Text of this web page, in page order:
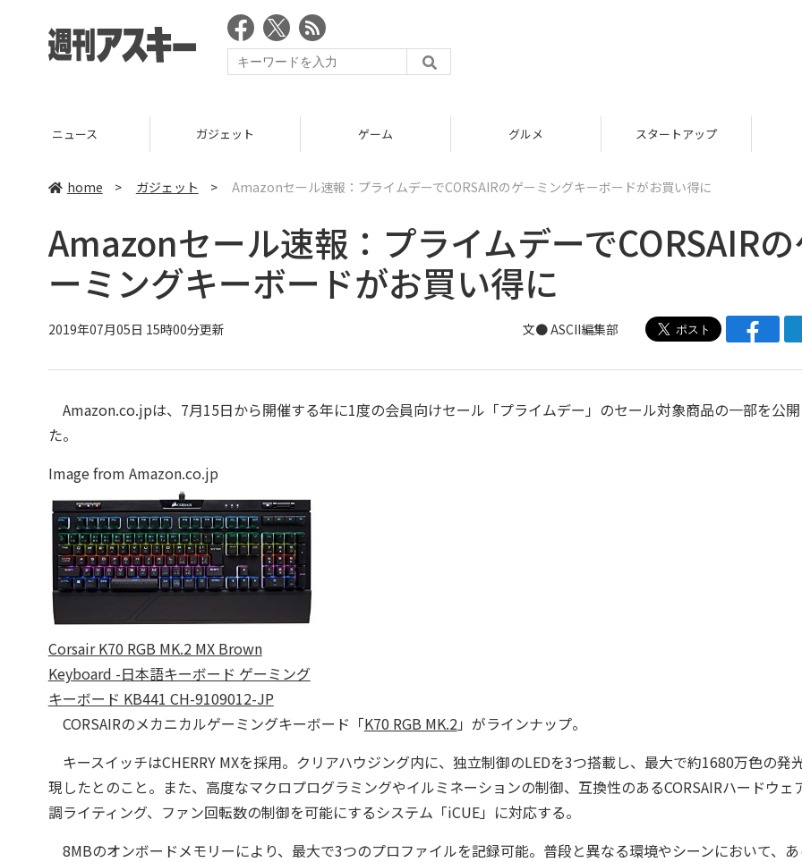
ニュース ガジェット ゲーム グルメ スタートアップ
home > ガジェット > Amazonセール速報：プライムデーでCORSAIRのゲーミングキーボードがお買い得に
Amazonセール速報：プライムデーでCORSAIR
ーミングキーボードがお買い得に
2019年07月05日 15時00分更新 文● ASCII編集部
Amazon.co.jpは、7月15日から開催する年に1度の会員向けセール「プライムデー」のセール対象商品の一部を公
た。
Image from Amazon.co.jp
Corsair K70 RGB MK.2 MX Brown
Keyboard -日本語キーボード ゲーミング
キーボード KB441 CH-9109012-JP
CORSAIRのメカニカルゲーミングキーボード「K70 RGB MK.2」がラインナップ。
キースイッチはCHERRY MXを採用。クリアハウジング内に、独立制御のLEDを3つ搭載し、最大で約1680万色の発
現したとのこと。また、高度なマクロプログラミングやイルミネーションの制御、互換性のあるCORSAIRハードウェ
調ライティング、ファン回転数の制御を可能にするシステム「iCUE」に対応する。
8MBのオンボードメモリーにより、最大で3つのプロファイルを記録可能。普段と異なる環境やシーンにおいて、